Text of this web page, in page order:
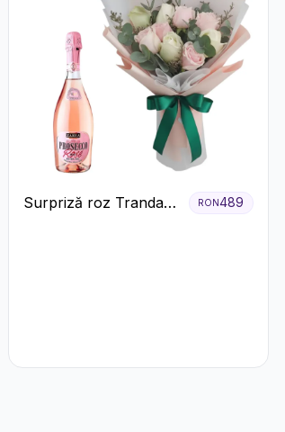
Surpriză roz Trandafiri
RON489